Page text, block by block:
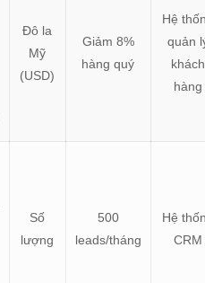
Đô la
Mỹ
(USD)
Giảm 8%
hàng quý
Hệ
quản
khách
hàng
Số
lượng
500
leads/tháng
Hệ
CRM